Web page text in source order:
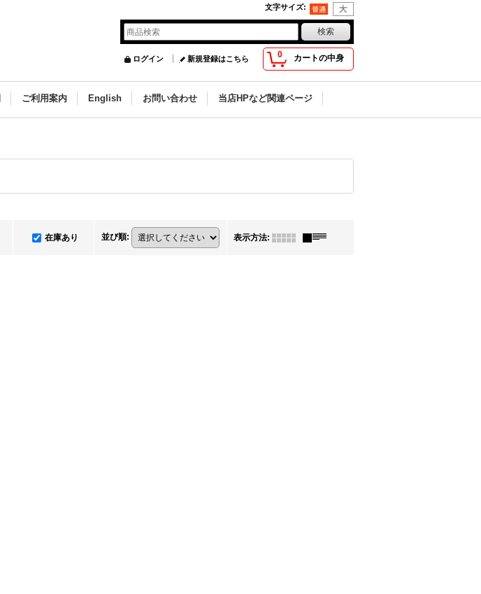
文字サイズ:
0 カートの中身
ログイン 新規登録はこちら
ご利用案内 English お問い合わせ 当店HPなど関連ページ
在庫あり 並び順: 表示方法: